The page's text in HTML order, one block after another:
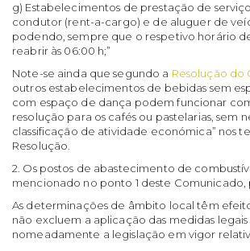
g) Estabelecimentos de prestação de
condutor (rent-a-cargo) e de aluguer de
podendo, sempre que o respetivo horário
reabrir às 06:00 h;”
Note-se ainda que segundo a Resolução do
outros estabelecimentos de bebidas sem
com espaço de dança podem funcionar
resolução para os cafés ou pastelarias,
classificação de atividade económica” nos
Resolução.
2. Os postos de abastecimento de
mencionado no ponto 1 deste
As determinações de âmbito local têm
não excluem a aplicação das medidas
nomeadamente a legislação em vigor